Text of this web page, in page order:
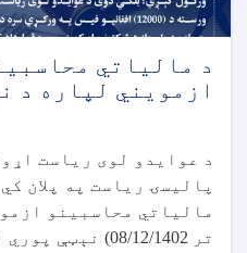
د مالياتي
ازمويني لپاره د
د عوایدو لوی ریاست
پالیسۍ ریاست په پلان
تر 08/12/1402)